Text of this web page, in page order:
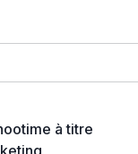
à titre